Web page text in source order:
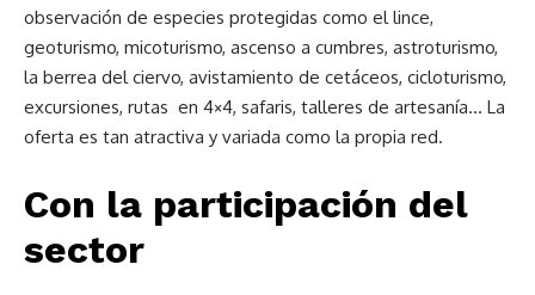
observación de especies protegidas como el lince,
geoturismo, micoturismo, ascenso a cumbres, astroturismo,
la berrea del ciervo, avistamiento de cetáceos, cicloturismo,
excursiones, rutas en 4×4, safaris, talleres de artesanía… La
oferta es tan atractiva y variada como la propia red.
Con la participación del
sector